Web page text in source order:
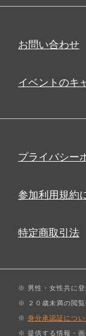
お問い合わせ
イベントのキ
プライバシー
参加利用規約
特定商取引法
※ 男性・女性共に登
※ ２０歳未満の閲覧
※ 身分承認証につい
※ 提供する情報・画